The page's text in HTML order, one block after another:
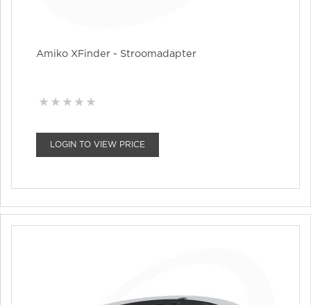
Amiko XFinder - Stroomadapter
LOGIN TO VIEW PRICE